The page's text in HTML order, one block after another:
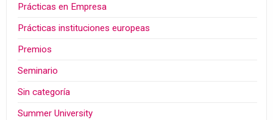
Prácticas en Empresa
Prácticas instituciones europeas
Premios
Seminario
Sin categoría
Summer University